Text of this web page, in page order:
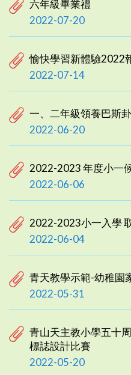
六年級畢業禮
2022-07-20
愉快學習新體驗2022
2022-07-14
一、二年級領養巴斯
2022-06-20
2022-2023 年度小一
2022-06-06
2022-2023小一入學
2022-06-04
青天教學示範-幼稚園
2022-05-31
青山天主教小學五十
標誌設計比賽
2022-05-20